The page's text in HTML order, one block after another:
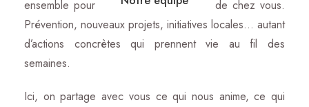
ensemble pour améliorer la santé près de chez vous.
Prévention, nouveaux projets, initiatives locales… autant
d’actions concrètes qui prennent vie au fil des
semaines.
Ici, on partage avec vous ce qui nous anime, ce qui